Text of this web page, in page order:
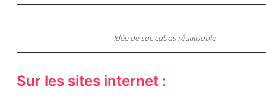
Idée de sac cabas réutilisable
Sur les sites internet :